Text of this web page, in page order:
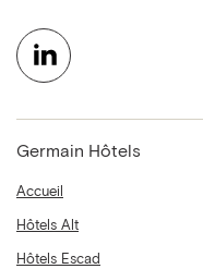
Germain Hôtels
Accueil
Hôtels Alt
Hôtels Escad